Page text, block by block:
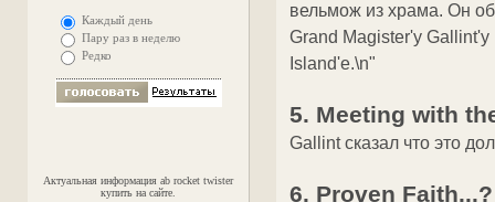
Каждый день
Пару раз в неделю
Редко
Актуальная информация ab rocket twister
купить на сайте.
вельмож из храма. Он
Grand Magister'y
Island'e.\n"
5. Meeting with
Gallint сказал что это
6. Proven Faith...?